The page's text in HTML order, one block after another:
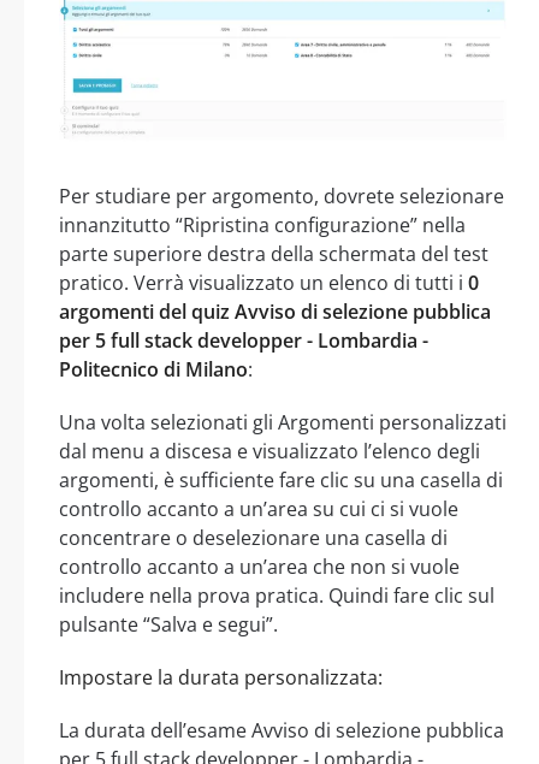
Per studiare per argomento, dovrete selezionare
innanzitutto “Ripristina configurazione” nella
parte superiore destra della schermata del test
pratico. Verrà visualizzato un elenco di tutti i 0
argomenti del quiz Avviso di selezione pubblica
per 5 full stack developper - Lombardia -
Politecnico di Milano:
Una volta selezionati gli Argomenti personalizzati
dal menu a discesa e visualizzato l’elenco degli
argomenti, è sufficiente fare clic su una casella di
controllo accanto a un’area su cui ci si vuole
concentrare o deselezionare una casella di
controllo accanto a un’area che non si vuole
includere nella prova pratica. Quindi fare clic sul
pulsante “Salva e segui”.
Impostare la durata personalizzata:
La durata dell’esame Avviso di selezione pubblica